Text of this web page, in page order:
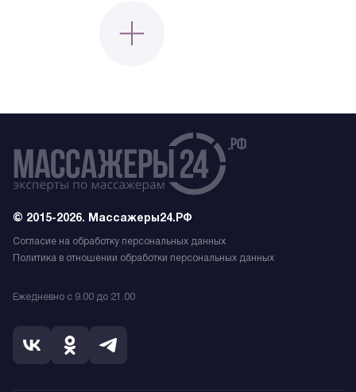
© 2015-2026. Массажеры24.РФ
Согласие на обработку персональных данных
Политика в отношении обработки персональных данных
Ежедневно с 9.00 до 21.00